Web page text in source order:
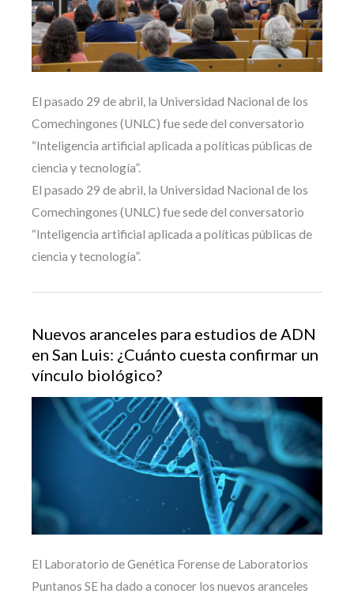
El pasado 29 de abril, la Universidad Nacional de los
Comechingones (UNLC) fue sede del conversatorio
“Inteligencia artificial aplicada a políticas públicas de
ciencia y tecnología”.
El pasado 29 de abril, la Universidad Nacional de los
Comechingones (UNLC) fue sede del conversatorio
“Inteligencia artificial aplicada a políticas públicas de
ciencia y tecnología”.
Nuevos aranceles para estudios de ADN
en San Luis: ¿Cuánto cuesta confirmar un
vínculo biológico?
El Laboratorio de Genética Forense de Laboratorios
Puntanos SE ha dado a conocer los nuevos aranceles